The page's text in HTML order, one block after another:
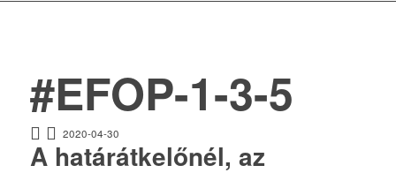
#EFOP-1-3-5
2020-04-30
A határátkelőnél, az